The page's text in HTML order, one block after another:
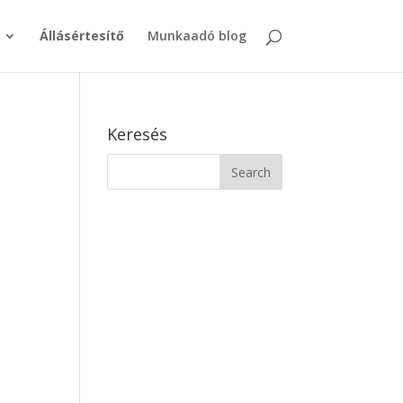
Állásértesítő Munkaadó blog
Keresés